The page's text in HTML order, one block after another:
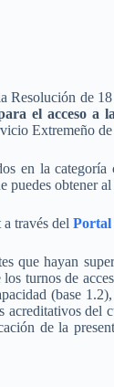
de
el acceso
Extremeño
en la
puedes obtener
través del Portal
que hayan
turnos de
(base
de la